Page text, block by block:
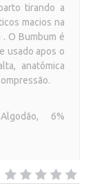
tirando a
macios na
O Bumbum é
usado apos o
anatômica
6%